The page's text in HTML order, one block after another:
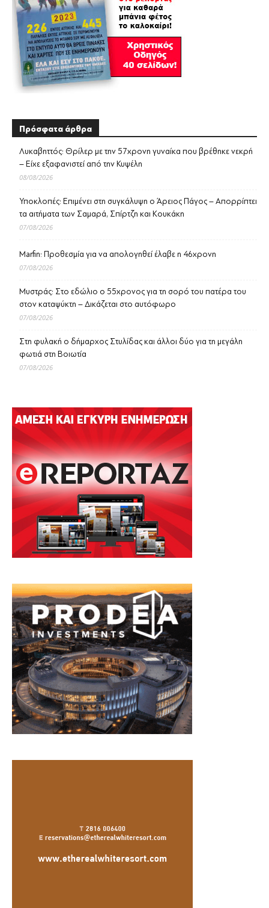
Πρόσφατα άρθρα
Λυκαβηττός: Θρίλερ με την 57χρονη γυναίκα που βρέθηκε νεκρή
– Είχε εξαφανιστεί από την Κυψέλη
08/08/2026
Υποκλοπές: Επιμένει στη συγκάλυψη ο Άρειος Πάγος – Απορρίπτει
τα αιτήματα των Σαμαρά, Σπίρτζη και Κουκάκη
07/08/2026
Marfin: Προθεσμία για να απολογηθεί έλαβε η 46χρονη
07/08/2026
Μυστράς: Στο εδώλιο ο 55χρονος για τη σορό του πατέρα του
στον καταψύκτη – Δικάζεται στο αυτόφωρο
07/08/2026
Στη φυλακή ο δήμαρχος Στυλίδας και άλλοι δύο για τη μεγάλη
φωτιά στη Βοιωτία
07/08/2026